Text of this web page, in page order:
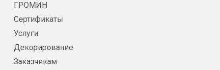
ГРОМИН
Сертификаты
Услуги
Декорирование
Заказчикам